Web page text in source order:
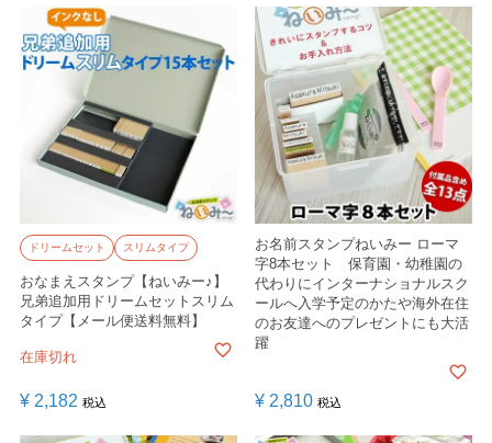
ドリームセット スリムタイプ
おなまえスタンプ【ねいみー♪】
兄弟追加用ドリームセットスリム
タイプ【メール便送料無料】
在庫切れ
¥ 2,182 税込
お名前スタンプねいみー ローマ
字8本セット 保育園・幼稚園の
代わりにインターナショナルスク
ールへ入学予定のかたや海外在住
のお友達へのプレゼントにも大活
躍
¥ 2,810 税込